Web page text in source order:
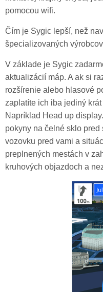
pomocou wifi.
Čím je Sygic lepší, než
špecializovaných
V základe je Sygic
aktualizácií máp. A ak si
rozšírenie alebo hlasové
zaplatíte ich iba jediný
Napríklad Head up
pokyny na čelné sklo
vozovku pred vami a
preplnených mestách v
kruhových objazdoch a